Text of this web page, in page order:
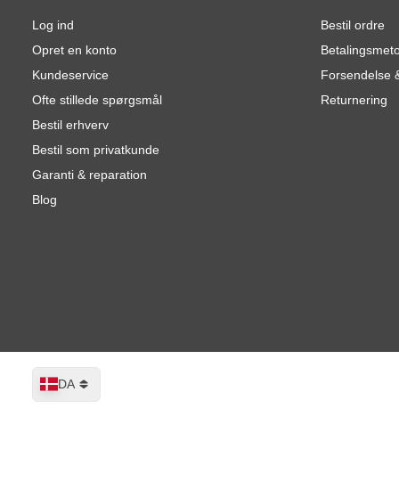
Log ind
Opret en konto
Kundeservice
Ofte stillede spørgsmål
Bestil erhverv
Bestil som privatkunde
Garanti & reparation
Blog
Bestil ordre
Forsendelse
Returnering
Sprog
DA